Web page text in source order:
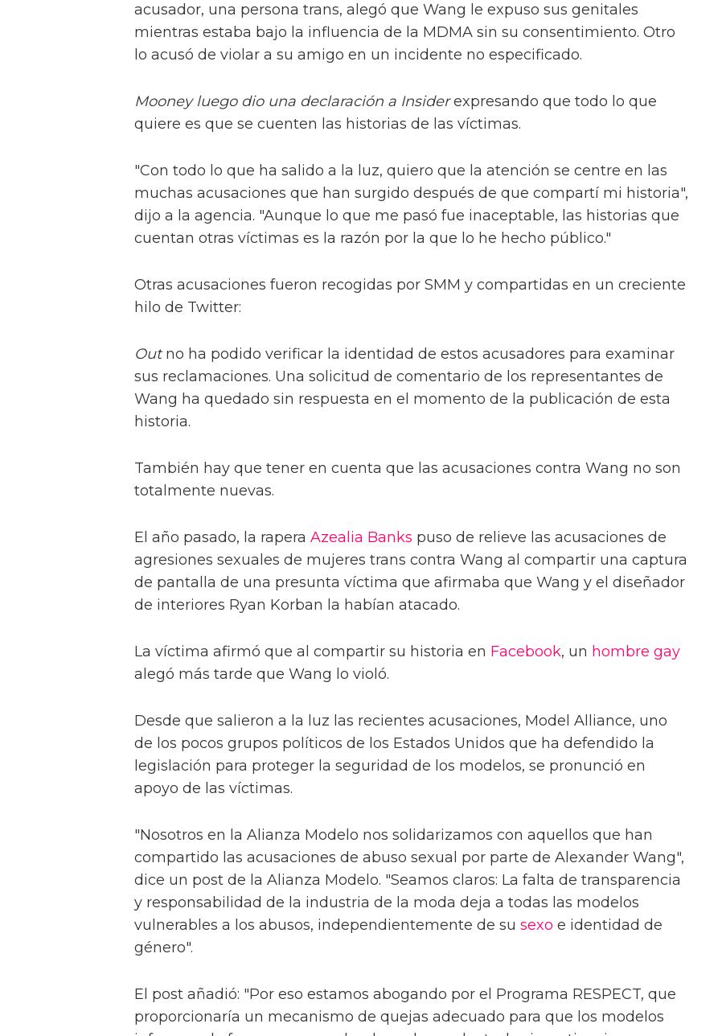
acusador, una persona trans, alegó que Wang le expuso sus genitales
mientras estaba bajo la influencia de la MDMA sin su consentimiento. Otro
lo acusó de violar a su amigo en un incidente no especificado.
Mooney luego dio una declaración a Insiderexpresando que todo lo que
quiere es que se cuenten las historias de las víctimas.
"Con todo lo que ha salido a la luz, quiero que la atención se centre en las
muchas acusaciones que han surgido después de que compartí mi historia",
dijo a la agencia. "Aunque lo que me pasó fue inaceptable, las historias que
cuentan otras víctimas es la razón por la que lo he hecho público."
Otras acusaciones fueron recogidas por SMM y compartidas en un creciente
hilo de Twitter:
Outno ha podido verificar la identidad de estos acusadores para examinar
sus reclamaciones. Una solicitud de comentario de los representantes de
Wang ha quedado sin respuesta en el momento de la publicación de esta
historia.
También hay que tener en cuenta que las acusaciones contra Wang no son
totalmente nuevas.
El año pasado, la rapera Azealia Banks puso de relieve las acusaciones de
agresiones sexuales de mujeres trans contra Wang al compartir una captura
de pantalla de una presunta víctima que afirmaba que Wang y el diseñador
de interiores Ryan Korban la habían atacado.
La víctima afirmó que al compartir su historia en Facebook, un hombre gay
alegó más tarde que Wang lo violó.
Desde que salieron a la luz las recientes acusaciones, Model Alliance, uno
de los pocos grupos políticos de los Estados Unidos que ha defendido la
legislación para proteger la seguridad de los modelos, se pronunció en
apoyo de las víctimas.
"Nosotros en la Alianza Modelo nos solidarizamos con aquellos que han
compartido las acusaciones de abuso sexual por parte de Alexander Wang",
dice un post de la Alianza Modelo. "Seamos claros: La falta de transparencia
y responsabilidad de la industria de la moda deja a todas las modelos
vulnerables a los abusos, independientemente de su sexo e identidad de
género".
El post añadió: "Por eso estamos abogando por el Programa RESPECT, que
proporcionaría un mecanismo de quejas adecuado para que los modelos